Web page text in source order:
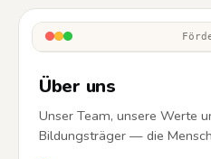
Über uns
Unser Team, unsere Werte
Bildungsträger — die